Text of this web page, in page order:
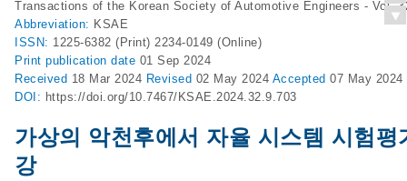
Transactions of the Korean Society of Automotive Engineers - Vol.
Abbreviation: KSAE
ISSN: 1225-6382 (Print) 2234-0149 (Online)
Print publication date 01 Sep 2024
Received 18 Mar 2024 Revised 02 May 2024 Accepted 07 May 2024
DOI: https://doi.org/10.7467/KSAE.2024.32.9.703
가상의 악천후에서 자율 시스템 시험
강